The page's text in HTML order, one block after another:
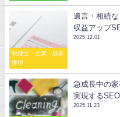
税理士・士業・顧客
獲得
遺言・相続
収益アップ
2025.12.01
急成長中の
実現するSEO
2025.11.23